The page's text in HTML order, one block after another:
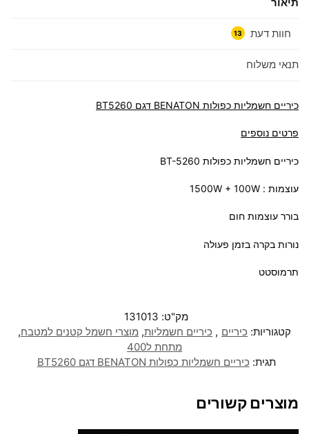
חוות דעת 13
תנאי משלוח
כיריים חשמליות כפולות BENATON דגם BT5260
פרטים נוספים
כיריים חשמליות כפולות BT-5260
עוצמות : 1500W + 100W
בורר עוצמות חום
נורות בקרה בזמן פעולה
תרמוסטט
מק"ט: 131013
קטגוריות: כיריים , כיריים חשמליות, מוצרי חשמל קטנים למטבח,
מתחת ל400
תגית: כיריים חשמליות כפולות BENATON דגם BT5260
מוצרים קשורים